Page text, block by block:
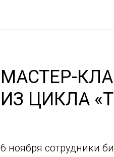
МАСТЕР-
ИЗ ЦИКЛА
6 ноября сотрудники